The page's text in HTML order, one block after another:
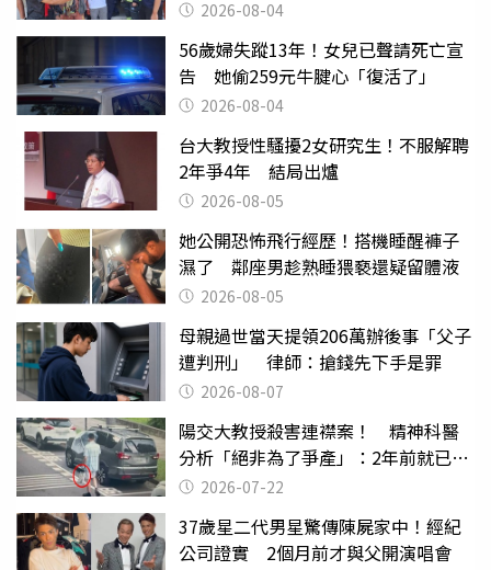
2026-08-04
56歲婦失蹤13年！女兒已聲請死亡宣
告 她偷259元牛腱心「復活了」
2026-08-04
台大教授性騷擾2女研究生！不服解聘
2年爭4年 結局出爐
2026-08-05
她公開恐怖飛行經歷！搭機睡醒褲子
濕了 鄰座男趁熟睡猥褻還疑留體液
2026-08-05
母親過世當天提領206萬辦後事「父子
遭判刑」 律師：搶錢先下手是罪
2026-08-07
陽交大教授殺害連襟案！ 精神科醫
分析「絕非為了爭產」：2年前就已言
行詭異
2026-07-22
37歲星二代男星驚傳陳屍家中！經紀
公司證實 2個月前才與父開演唱會